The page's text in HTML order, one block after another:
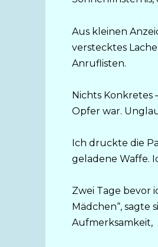
Aus kleinen
verstecktes
Anruflisten.
Nichts Konkretes
Opfer war.
Ich druckte die
geladene Waffe.
Zwei Tage bevor
Mädchen“, sagte
Aufmerksamkeit,